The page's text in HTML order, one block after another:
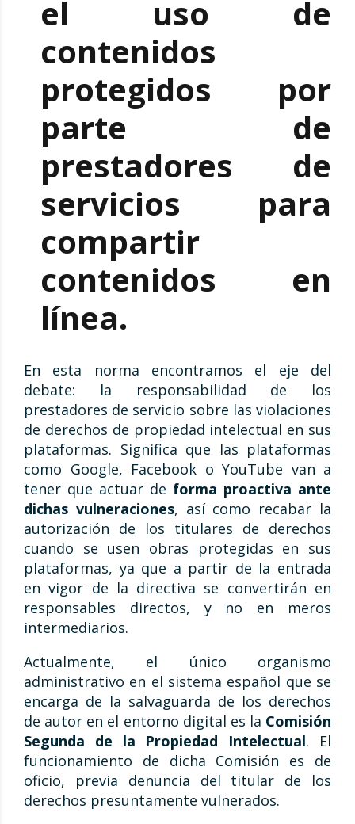
el uso de
contenidos
protegidos por
parte de
prestadores de
servicios para
compartir
contenidos en
línea.
En esta norma encontramos el eje del
debate: la responsabilidad de los
prestadores de servicio sobre las violaciones
de derechos de propiedad intelectual en sus
plataformas. Significa que las plataformas
como Google, Facebook o YouTube van a
tener que actuar de forma proactiva ante
dichas vulneraciones, así como recabar la
autorización de los titulares de derechos
cuando se usen obras protegidas en sus
plataformas, ya que a partir de la entrada
en vigor de la directiva se convertirán en
responsables directos, y no en meros
intermediarios.
Actualmente, el único organismo
administrativo en el sistema español que se
encarga de la salvaguarda de los derechos
de autor en el entorno digital es la Comisión
Segunda de la Propiedad Intelectual. El
funcionamiento de dicha Comisión es de
oficio, previa denuncia del titular de los
derechos presuntamente vulnerados.